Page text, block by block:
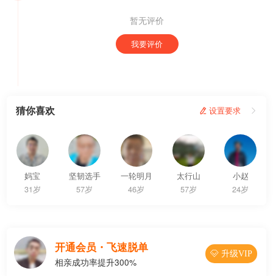
暂无评价
我要评价
猜你喜欢  设置要求 
妈宝
31岁
坚韧选手
57岁
一轮明月
46岁
太行山
57岁
小赵
24岁
开通会员・飞速脱单
相亲成功率提升300%
 升级VIP